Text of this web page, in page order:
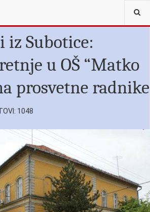
iz Subotice:
u OŠ “Matko
prosvetne radnike
1048